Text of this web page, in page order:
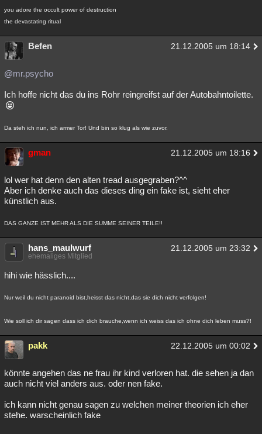
you adore the occult power of destruction
the devastating ritual
Befen 21.12.2005 um 18:14
@mr.psycho
Ich hoffe nicht das du ins Rohr reingreifst auf der Autobahntoilette.
Da steh ich nun, ich armer Tor! Und bin so klug als wie zuvor.
gman 21.12.2005 um 18:16
lol wer hat denn den alten tread ausgegraben?^^
Aber ich denke auch das dieses ding ein fake ist, sieht eher
künstlich aus.
DAS GANZE IST MEHR ALS DIE SUMME SEINER TEILE!!
hans_maulwurf 21.12.2005 um 23:32
ehemaliges Mitglied
hihi wie hässlich....
Nur weil du nicht paranoid bist,heisst das nicht,das sie dich nicht verfolgen!
Wie soll ich dir sagen dass ich dich brauche,wenn ich weiss das ich ohne dich leben muss?!
pakk 22.12.2005 um 00:02
könnte angehen das ne frau ihr kind verloren hat. die sehen ja dan
auch nicht viel anders aus. oder nen fake.
ich kann nicht genau sagen zu welchen meiner theorien ich eher
stehe. warscheinlich fake